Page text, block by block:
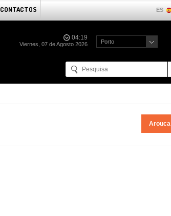
CONTACTOS ES
04:19
Viernes, 07 de Agosto 2026 Porto
Arouca